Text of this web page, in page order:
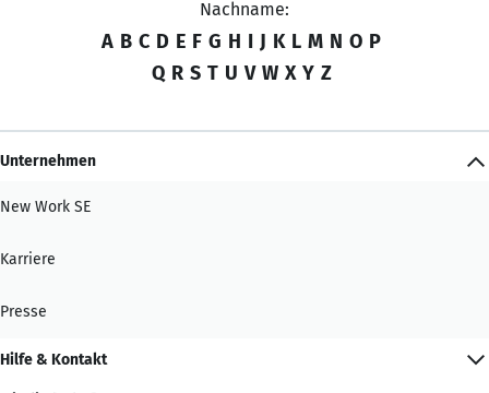
Nachname:
A B C D E F G H I J K L M N O P
Q R S T U V W X Y Z
Unternehmen
New Work SE
Karriere
Presse
Hilfe & Kontakt